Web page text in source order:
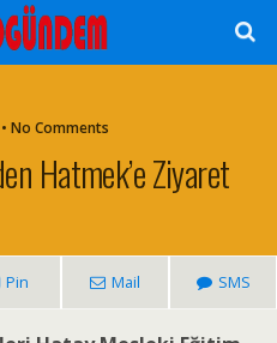
No Comments
Hatmek’e Ziyaret
Pin Mail SMS